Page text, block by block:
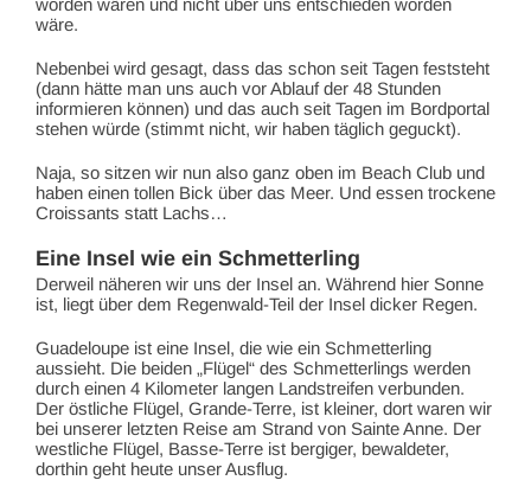
wäre.
Nebenbei wird gesagt, dass das schon seit Tagen feststeht
(dann hätte man uns auch vor Ablauf der 48 Stunden
informieren können) und das auch seit Tagen im Bordportal
stehen würde (stimmt nicht, wir haben täglich geguckt).
Naja, so sitzen wir nun also ganz oben im Beach Club und
haben einen tollen Bick über das Meer. Und essen trockene
Croissants statt Lachs…
Eine Insel wie ein Schmetterling
Derweil näheren wir uns der Insel an. Während hier Sonne
ist, liegt über dem Regenwald-Teil der Insel dicker Regen.
Guadeloupe ist eine Insel, die wie ein Schmetterling
aussieht. Die beiden „Flügel“ des Schmetterlings werden
durch einen 4 Kilometer langen Landstreifen verbunden.
Der östliche Flügel, Grande-Terre, ist kleiner, dort waren wir
bei unserer letzten Reise am Strand von Sainte Anne. Der
westliche Flügel, Basse-Terre ist bergiger, bewaldeter,
dorthin geht heute unser Ausflug.